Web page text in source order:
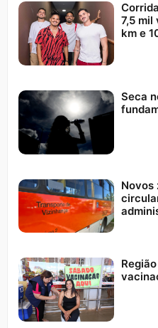
7,5 mil
km e
Seca
Novos